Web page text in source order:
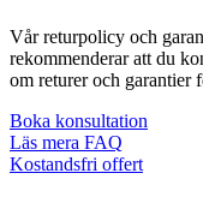
Vår returpolicy och
rekommenderar att du
om returer och garantier
Boka konsultation
Läs mera FAQ
Kostandsfri offert